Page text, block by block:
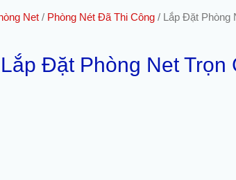
Net / Phòng Nét Đã Thi Công / Lắp Đặt Phòng
Lắp Đặt Phòng Net Trọn